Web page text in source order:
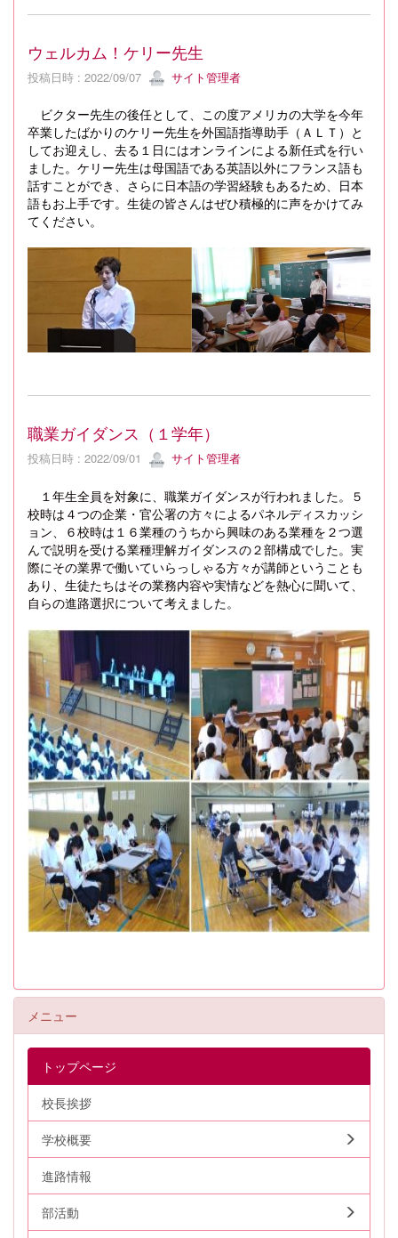
ウェルカム！ケリー先生
投稿日時 : 2022/09/07 サイト管理者
ビクター先生の後任として、この度アメリカの大学を今年
卒業したばかりのケリー先生を外国語指導助手（ＡＬＴ）と
してお迎えし、去る１日にはオンラインによる新任式を行い
ました。ケリー先生は母国語である英語以外にフランス語も
話すことができ、さらに日本語の学習経験もあるため、日本
語もお上手です。生徒の皆さんはぜひ積極的に声をかけてみ
てください。
職業ガイダンス（１学年）
投稿日時 : 2022/09/01 サイト管理者
１年生全員を対象に、職業ガイダンスが行われました。５
校時は４つの企業・官公署の方々によるパネルディスカッシ
ョン、６校時は１６業種のうちから興味のある業種を２つ選
んで説明を受ける業種理解ガイダンスの２部構成でした。実
際にその業界で働いていらっしゃる方々が講師ということも
あり、生徒たちはその業務内容や実情などを熱心に聞いて、
自らの進路選択について考えました。
メニュー
トップページ
校長挨拶
学校概要
進路情報
部活動